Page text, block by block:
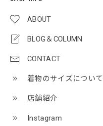
ABOUT
BLOG＆COLUMN
CONTACT
着物のサイズについて
店舗紹介
Instagram